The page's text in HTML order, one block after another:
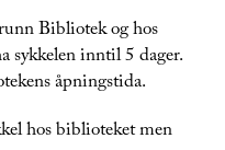
Bibliotek og hos
sykkelen inntil 5 dager.
åpningstida.
hos biblioteket men